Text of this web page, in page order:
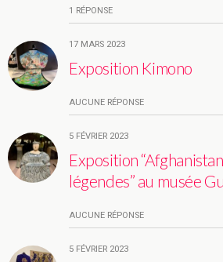
1 RÉPONSE
17 MARS 2023
Exposition Kimono
AUCUNE RÉPONSE
5 FÉVRIER 2023
Exposition
légendes” au musée
AUCUNE RÉPONSE
5 FÉVRIER 2023